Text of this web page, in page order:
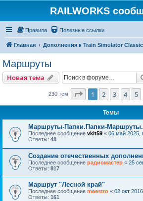
RAILWORKS
Правила Полезные ссылки
Главная Дополнения к Train Simulator Classic
Маршруты
Новая тема
230 тем Страница из 10
1 2 3 4 5
Темы
Маршруты-Папки.Папки-Маршруты.
Последнее сообщение vkit59 « 06 май 2025,
Ответы: 48
Создание отечественных
Последнее сообщение радиомастер « 25
Ответы: 817
Маршрут "Лесной край"
Последнее сообщение maestro « 02 окт
Ответы: 161